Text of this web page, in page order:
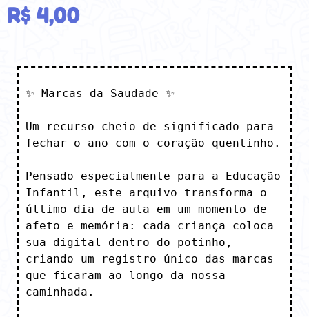
R$ 4,00
✨ Marcas da Saudade ✨
Um recurso cheio de significado para
fechar o ano com o coração quentinho.
Pensado especialmente para a Educação
Infantil, este arquivo transforma o
último dia de aula em um momento de
afeto e memória: cada criança coloca
sua digital dentro do potinho,
criando um registro único das marcas
que ficaram ao longo da nossa
caminhada.